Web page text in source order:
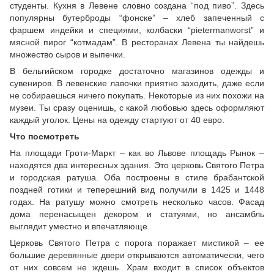
студенты. Кухня в Левене словно создана “под пиво”. Здесь
популярны бутерброды “фонске” – хлеб запеченный с
фаршем индейки и специями, колбаски “pietermanworst” и
мясной пирог “котмадам”. В ресторанах Левена ты найдешь
множество сыров и выпечки.
В бельгийском городке достаточно магазинов одежды и
сувениров. В левенские лавочки приятно заходить, даже если
не собираешься ничего покупать. Некоторые из них похожи на
музеи. Ты сразу оценишь, с какой любовью здесь оформляют
каждый уголок. Цены на одежду стартуют от 40 евро.
Что посмотреть
На площади Гроти-Маркт – как во Львове площадь Рынок –
находятся два интересных здания. Это церковь Святого Петра
и городская ратуша. Оба построены в стиле брабантской
поздней готики и теперешний вид получили в 1425 и 1448
годах. На ратушу можно смотреть несколько часов. Фасад
дома перенасыщен декором и статуями, но ансамбль
выглядит уместно и впечатляюще.
Церковь Святого Петра с порога поражает мистикой – ее
большие деревянные двери открываются автоматически, чего
от них совсем не ждешь. Храм входит в список объектов